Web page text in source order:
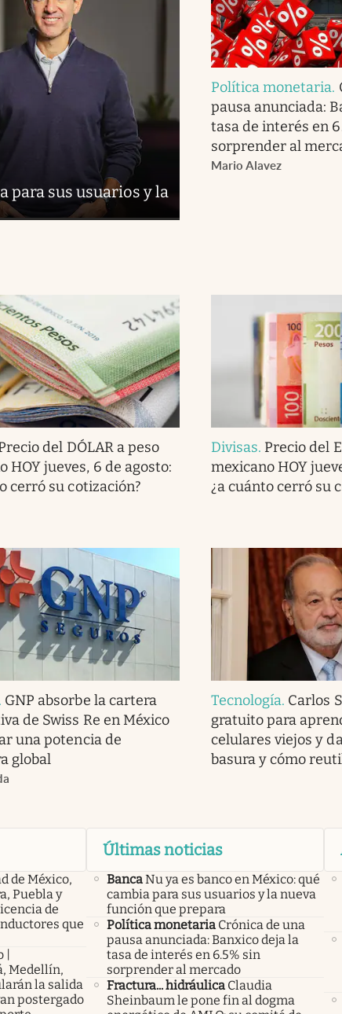
para sus usuarios y la
Política monetaria.
pausa anunciada:
tasa de interés en
sorprender al
Mario Alavez
del DÓLAR a peso
HOY jueves, 6 de agosto:
cerró su cotización?
Divisas. Precio del
mexicano HOY
¿a cuánto cerró su
. GNP absorbe la cartera
de Swiss Re en México
una potencia de
global
Tecnología. Carlos
gratuito para
celulares viejos y
basura y cómo
de México,
Puebla y
de
que
|
Medellín,
la salida
postergado
Últimas noticias
BancaNu ya es banco en México: qué
cambia para sus usuarios y la nueva
función que prepara
Política monetaria Crónica de una
pausa anunciada: Banxico deja la
tasa de interés en 6.5% sin
sorprender al mercado
Fractura... hidráulica Claudia
Sheinbaum le pone fin al dogma